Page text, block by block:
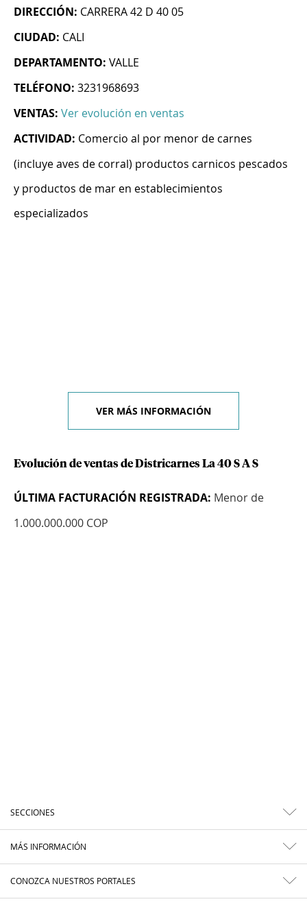
DIRECCIÓN: CARRERA 42 D 40 05
CIUDAD: CALI
DEPARTAMENTO: VALLE
TELÉFONO: 3231968693
VENTAS: Ver evolución en ventas
ACTIVIDAD: Comercio al por menor de carnes
(incluye aves de corral) productos carnicos pescados
y productos de mar en establecimientos
especializados
VER MÁS INFORMACIÓN
Evolución de ventas de Districarnes La 40 S A S
ÚLTIMA FACTURACIÓN REGISTRADA: Menor de
1.000.000.000 COP
SECCIONES
MÁS INFORMACIÓN
CONOZCA NUESTROS PORTALES